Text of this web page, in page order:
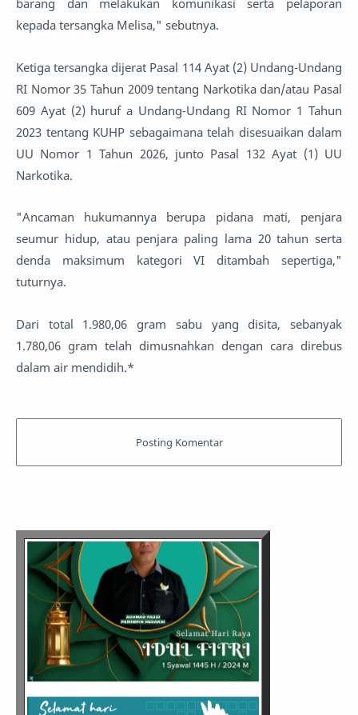
barang dan melakukan komunikasi serta pelaporan
kepada tersangka Melisa," sebutnya.
Ketiga tersangka dijerat Pasal 114 Ayat (2) Undang-Undang
RI Nomor 35 Tahun 2009 tentang Narkotika dan/atau Pasal
609 Ayat (2) huruf a Undang-Undang RI Nomor 1 Tahun
2023 tentang KUHP sebagaimana telah disesuaikan dalam
UU Nomor 1 Tahun 2026, junto Pasal 132 Ayat (1) UU
Narkotika.
"Ancaman hukumannya berupa pidana mati, penjara
seumur hidup, atau penjara paling lama 20 tahun serta
denda maksimum kategori VI ditambah sepertiga,"
tuturnya.
Dari total 1.980,06 gram sabu yang disita, sebanyak
1.780,06 gram telah dimusnahkan dengan cara direbus
dalam air mendidih.*